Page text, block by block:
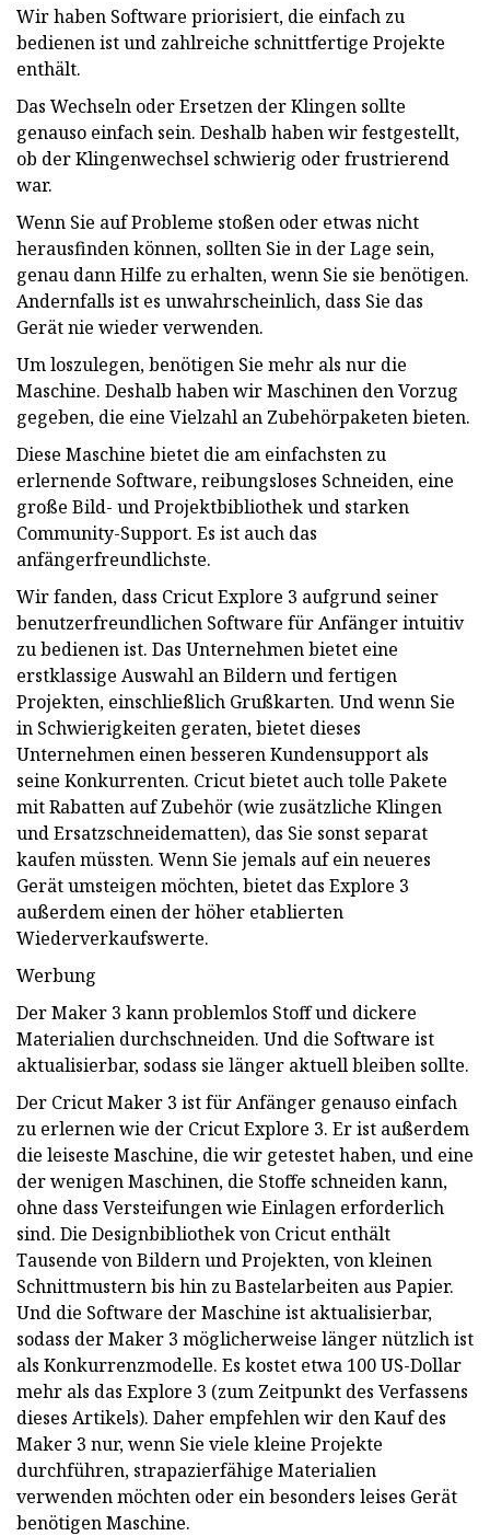
Wir haben Software priorisiert, die einfach zu
bedienen ist und zahlreiche schnittfertige Projekte
enthält.
Das Wechseln oder Ersetzen der Klingen sollte
genauso einfach sein. Deshalb haben wir festgestellt,
ob der Klingenwechsel schwierig oder frustrierend
war.
Wenn Sie auf Probleme stoßen oder etwas nicht
herausfinden können, sollten Sie in der Lage sein,
genau dann Hilfe zu erhalten, wenn Sie sie benötigen.
Andernfalls ist es unwahrscheinlich, dass Sie das
Gerät nie wieder verwenden.
Um loszulegen, benötigen Sie mehr als nur die
Maschine. Deshalb haben wir Maschinen den Vorzug
gegeben, die eine Vielzahl an Zubehörpaketen bieten.
Diese Maschine bietet die am einfachsten zu
erlernende Software, reibungsloses Schneiden, eine
große Bild- und Projektbibliothek und starken
Community-Support. Es ist auch das
anfängerfreundlichste.
Wir fanden, dass Cricut Explore 3 aufgrund seiner
benutzerfreundlichen Software für Anfänger intuitiv
zu bedienen ist. Das Unternehmen bietet eine
erstklassige Auswahl an Bildern und fertigen
Projekten, einschließlich Grußkarten. Und wenn Sie
in Schwierigkeiten geraten, bietet dieses
Unternehmen einen besseren Kundensupport als
seine Konkurrenten. Cricut bietet auch tolle Pakete
mit Rabatten auf Zubehör (wie zusätzliche Klingen
und Ersatzschneidematten), das Sie sonst separat
kaufen müssten. Wenn Sie jemals auf ein neueres
Gerät umsteigen möchten, bietet das Explore 3
außerdem einen der höher etablierten
Wiederverkaufswerte.
Werbung
Der Maker 3 kann problemlos Stoff und dickere
Materialien durchschneiden. Und die Software ist
aktualisierbar, sodass sie länger aktuell bleiben sollte.
Der Cricut Maker 3 ist für Anfänger genauso einfach
zu erlernen wie der Cricut Explore 3. Er ist außerdem
die leiseste Maschine, die wir getestet haben, und eine
der wenigen Maschinen, die Stoffe schneiden kann,
ohne dass Versteifungen wie Einlagen erforderlich
sind. Die Designbibliothek von Cricut enthält
Tausende von Bildern und Projekten, von kleinen
Schnittmustern bis hin zu Bastelarbeiten aus Papier.
Und die Software der Maschine ist aktualisierbar,
sodass der Maker 3 möglicherweise länger nützlich ist
als Konkurrenzmodelle. Es kostet etwa 100 US-Dollar
mehr als das Explore 3 (zum Zeitpunkt des Verfassens
dieses Artikels). Daher empfehlen wir den Kauf des
Maker 3 nur, wenn Sie viele kleine Projekte
durchführen, strapazierfähige Materialien
verwenden möchten oder ein besonders leises Gerät
benötigen Maschine.